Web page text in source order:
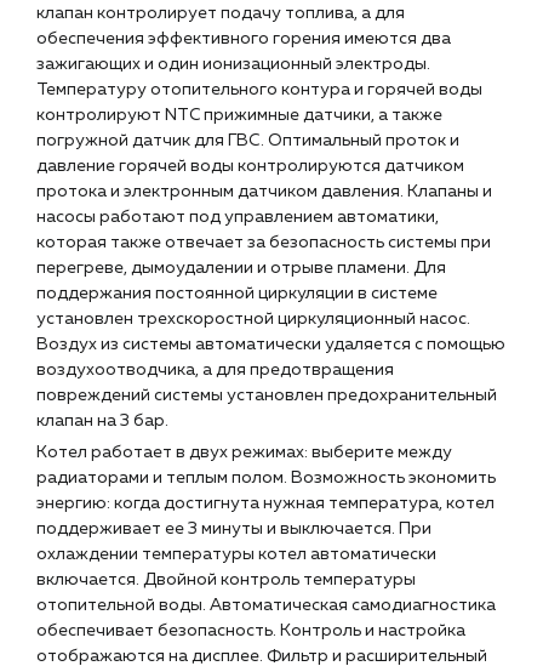
клапан контролирует подачу топлива, а для
обеспечения эффективного горения имеются два
зажигающих и один ионизационный электроды.
Температуру отопительного контура и горячей воды
контролируют NTC прижимные датчики, а также
погружной датчик для ГВС. Оптимальный проток и
давление горячей воды контролируются датчиком
протока и электронным датчиком давления. Клапаны и
насосы работают под управлением автоматики,
которая также отвечает за безопасность системы при
перегреве, дымоудалении и отрыве пламени. Для
поддержания постоянной циркуляции в системе
установлен трехскоростной циркуляционный насос.
Воздух из системы автоматически удаляется с помощью
воздухоотводчика, а для предотвращения
повреждений системы установлен предохранительный
клапан на 3 бар.
Котел работает в двух режимах: выберите между
радиаторами и теплым полом. Возможность экономить
энергию: когда достигнута нужная температура, котел
поддерживает ее 3 минуты и выключается. При
охлаждении температуры котел автоматически
включается. Двойной контроль температуры
отопительной воды. Автоматическая самодиагностика
обеспечивает безопасность. Контроль и настройка
отображаются на дисплее. Фильтр и расширительный